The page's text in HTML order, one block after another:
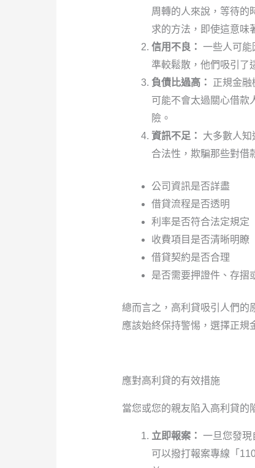
周轉的人來說，等待的
求的方法，即使這意味
信用不良： 一些人可能
準較鬆散，他們吸引了
負債比過高：
正規金融
可能不會太過關心借款
險。
資訊不足：
大多數人
合法性，欺騙那些對借
公司資訊是否詳盡
借貸流程是否透明
利率是否符合法定規定
收費項目是否清晰明瞭
借貸契約是否合理
是否需要押證件、存摺
總而言之，高利貸吸引人們的
應該始終保持警惕，選擇正規
應對高利貸的有效措施
當您或您的親友陷入高利貸的
立即報案： 一旦您發現
可以撥打報案專線「